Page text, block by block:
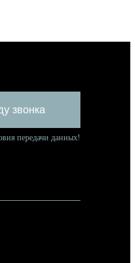
передачи данных!